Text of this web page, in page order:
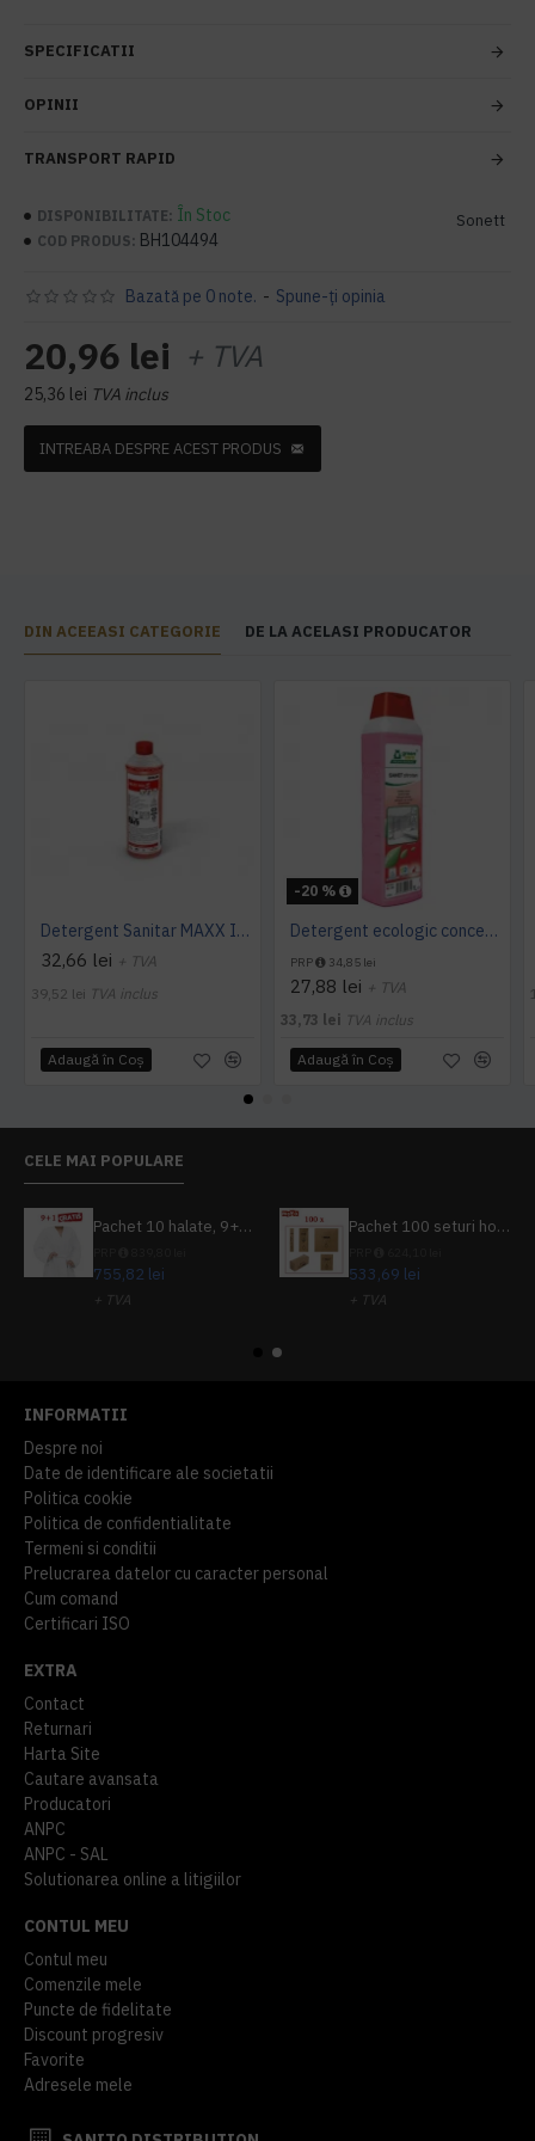
SPECIFICATII
OPINII
TRANSPORT RAPID
DISPONIBILITATE: În Stoc
COD PRODUS: BH104494
Sonett
Bazată pe 0 note. - Spune-ţi opinia
20,96 lei + TVA
25,36 lei TVA inclus
INTREABA DESPRE ACEST PRODUS
DIN ACEEASI CATEGORIE DE LA ACELASI PRODUCATOR
Detergent Sanitar MAXX INTO S 1L Ecolab
32,66 lei + TVA
39,52 lei TVA inclus
Adaugă în Coş
-20 %
Detergent ecologic concentrat spatii sanitare SANET Zitrotan, 1L
PRP 34,85 lei
27,88 lei + TVA
33,73 lei TVA inclus
Adaugă în Coş
CELE MAI POPULARE
Pachet 10 halate, 9+1 gratuit
755,82 lei
+ TVA
Pachet 100 seturi hoteliere, set dentar, set barbierit, casca de dus, pila unghii, set cusut
533,69 lei
+ TVA
INFORMATII
Despre noi
Date de identificare ale societatii
Politica cookie
Politica de confidentialitate
Termeni si conditii
Prelucrarea datelor cu caracter personal
Cum comand
Certificari ISO
EXTRA
Contact
Returnari
Harta Site
Cautare avansata
Producatori
ANPC
ANPC - SAL
Solutionarea online a litigiilor
CONTUL MEU
Contul meu
Comenzile mele
Puncte de fidelitate
Discount progresiv
Favorite
Adresele mele